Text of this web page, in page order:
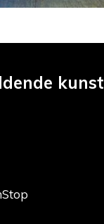
kunst